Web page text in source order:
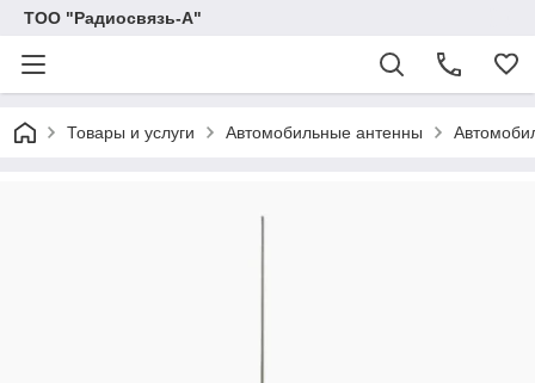
ТОО "Радиосвязь-А"
Товары и услуги Автомобильные антенны